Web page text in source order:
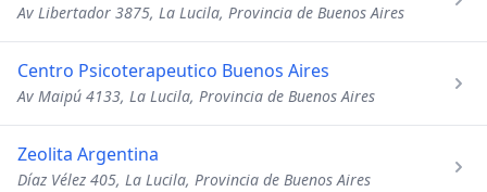
Av Libertador 3875, La Lucila, Provincia de Buenos Aires
Centro Psicoterapeutico Buenos Aires
Av Maipú 4133, La Lucila, Provincia de Buenos Aires
Zeolita Argentina
Díaz Vélez 405, La Lucila, Provincia de Buenos Aires